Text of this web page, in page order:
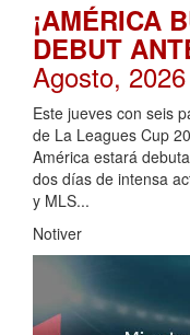
¡AMÉRICA
DEBUT
Agosto,
Este jueves con seis
de La Leagues Cup
América estará
dos días de intensa
y MLS...
Notiver